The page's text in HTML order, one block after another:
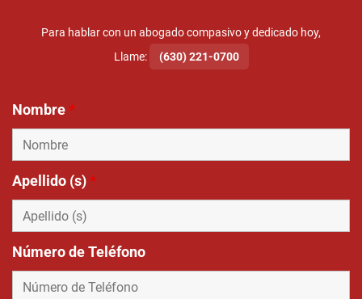
Para hablar con un abogado compasivo y dedicado hoy,
Llame:
(630) 221-0700
Nombre*
Apellido (s)*
Número de Teléfono